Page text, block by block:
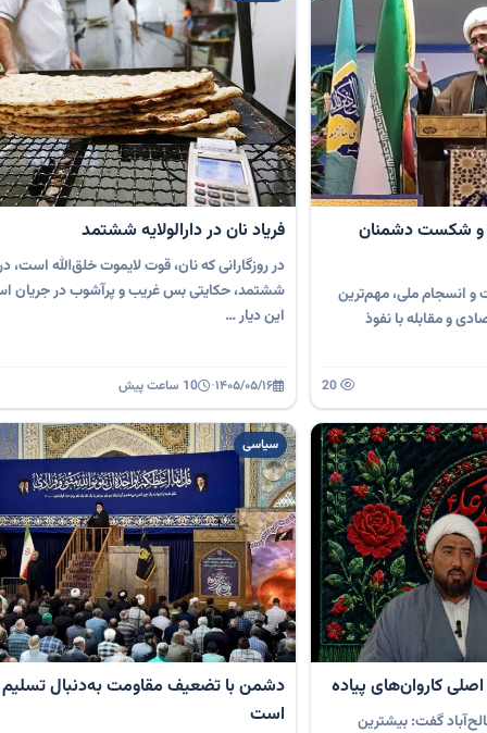
و شکست دشمنان
انسجام ملی، مهم‌ترین
و مقابله با نفوذ
فریاد نان در دارالولایه‌ ششتمد
در روزگارانی که نان، قوت لایموت خلق‌الله است،
ششتمد، حکایتی بس غریب و پرآشوب در جریان
این دیار …
۱۴۰۵/۰۵/۱۶· 10 ساعت پیش
کاروان‌های پیاده
گفت: بیشترین
سیاسی
دشمن با تضعیف مقاومت به‌دنبال تسلیم
است